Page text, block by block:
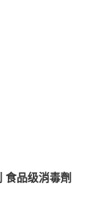
食品级消毒劑